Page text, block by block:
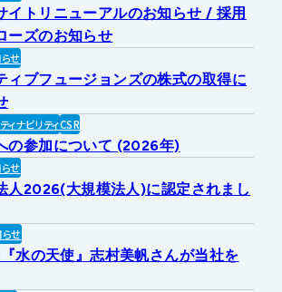
様へ
項
公式 広報
イトリニューアルのお知らせ / 採用
ーズのお知らせ
せ
ィブフュージョンズの株式の取得に
ィナビリティCSR
の参加について (2026年)
せ
人2026(大規模法人)に認定されまし
せ
水の天使』志村美帆さんが当社を